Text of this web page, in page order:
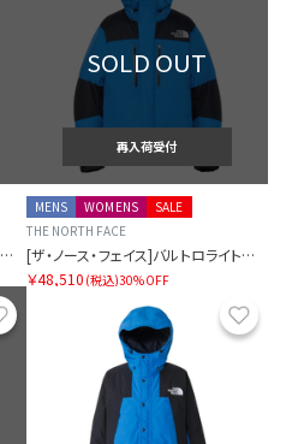
[ザ・ノース・フェイス]バルトロライトジャケット
SOLD OUT
再入荷受付
SALE
MENS
WOMENS
THE NORTH FACE
[ザ・ノース・フェイス]バルトロライトジャケット
￥48,510 (税込)30%OFF
お気に入り